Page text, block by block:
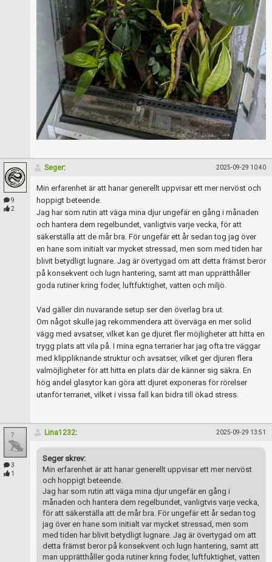
9
2
Seger: 2025-09-29 10:40
Min erfarenhet är att hanar generellt uppvisar ett mer nervöst och
hoppigt beteende.
Jag har som rutin att väga mina djur ungefär en gång i månaden
och hantera dem regelbundet, vanligtvis varje vecka, för att
säkerställa att de mår bra. För ungefär ett år sedan tog jag över
en hane som initialt var mycket stressad, men som med tiden har
blivit betydligt lugnare. Jag är övertygad om att detta främst beror
på konsekvent och lugn hantering, samt att man upprätthåller
goda rutiner kring foder, luftfuktighet, vatten och miljö.
Vad gäller din nuvarande setup ser den överlag bra ut.
Om något skulle jag rekommendera att överväga en mer solid
vägg med avsatser, vilket kan ge djuret fler möjligheter att hitta en
trygg plats att vila på. I mina egna terrarier har jag ofta tre väggar
med klippliknande struktur och avsatser, vilket ger djuren flera
valmöjligheter för att hitta en plats där de känner sig säkra. En
hög andel glasytor kan göra att djuret exponeras för rörelser
utanför terrariet, vilket i vissa fall kan bidra till ökad stress.
3
1
Lina1232: 2025-09-29 13:51
Seger skrev:
Min erfarenhet är att hanar generellt uppvisar ett mer nervöst
och hoppigt beteende.
Jag har som rutin att väga mina djur ungefär en gång i
månaden och hantera dem regelbundet, vanligtvis varje vecka,
för att säkerställa att de mår bra. För ungefär ett år sedan tog
jag över en hane som initialt var mycket stressad, men som
med tiden har blivit betydligt lugnare. Jag är övertygad om att
detta främst beror på konsekvent och lugn hantering, samt att
man upprätthåller goda rutiner kring foder, luftfuktighet, vatten